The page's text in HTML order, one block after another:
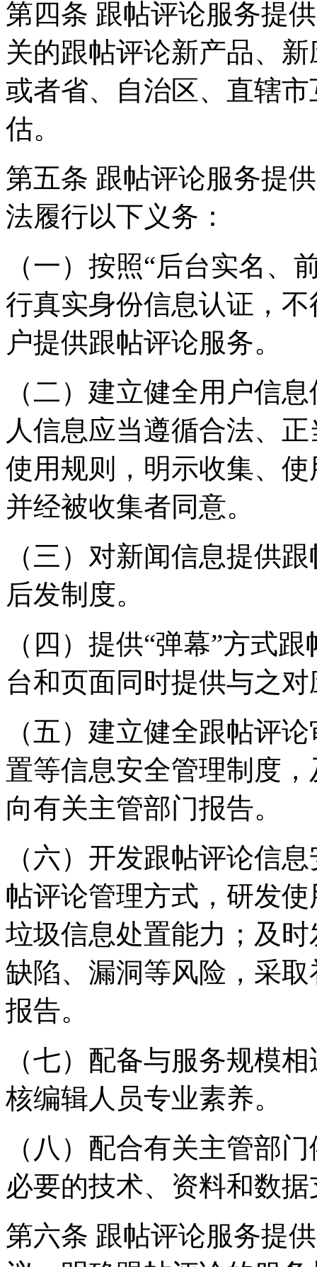
第四条 跟帖评论服务提
关的跟帖评论新产品、
或者省、自治区、直辖
估。
第五条 跟帖评论服务提
法履行以下义务：
（一）按照“后台实名、
行真实身份信息认证，
户提供跟帖评论服务。
（二）建立健全用户信
人信息应当遵循合法、
使用规则，明示收集、
并经被收集者同意。
（三）对新闻信息提供
后发制度。
（四）提供“弹幕”方式
台和页面同时提供与之
（五）建立健全跟帖评
置等信息安全管理制度
向有关主管部门报告。
（六）开发跟帖评论信
帖评论管理方式，研发
垃圾信息处置能力；及
缺陷、漏洞等风险，采
报告。
（七）配备与服务规模
核编辑人员专业素养。
（八）配合有关主管部
必要的技术、资料和数
第六条 跟帖评论服务提